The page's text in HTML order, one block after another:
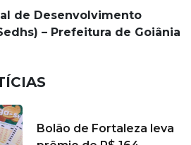
de Desenvolvimento
– Prefeitura de Goiânia
Bolão de Fortaleza leva